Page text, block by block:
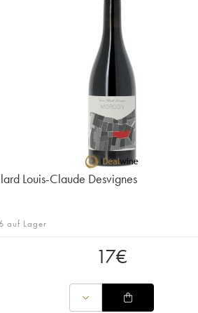
Louis-Claude Desvignes
auf Lager
17€